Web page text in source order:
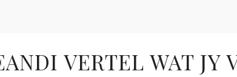
VERTEL WAT JY